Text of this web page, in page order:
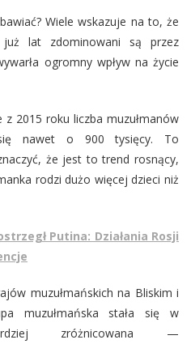
Wiele wskazuje na to, że
lat zdominowani są przez
ogromny wpływ na życie
2015 roku liczba muzułmanów
nawet o 900 tysięcy. To
że jest to trend rosnący,
rodzi dużo więcej dzieci niż
Putina: Działania Rosji
muzułmańskich na Bliskim i
muzułmańska stała się w
zróżnicowana —